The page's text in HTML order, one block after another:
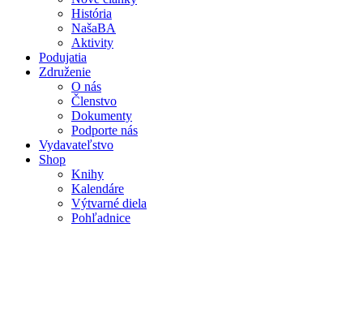
História
NašaBA
Aktivity
Podujatia
Združenie
O nás
Členstvo
Dokumenty
Podporte nás
Vydavateľstvo
Shop
Knihy
Kalendáre
Výtvarné diela
Pohľadnice